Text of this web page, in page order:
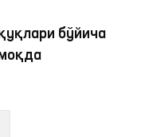
бўйича